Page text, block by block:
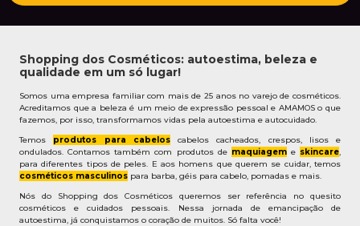
Shopping dos Cosméticos: autoestima, beleza e
qualidade em um só lugar!
Somos uma empresa familiar com mais de 25 anos no varejo de cosméticos.
Acreditamos que a beleza é um meio de expressão pessoal e AMAMOS o que
fazemos, por isso, transformamos vidas pela autoestima e autocuidado.
Temos produtos para cabeloscabelos cacheados, crespos, lisos e
ondulados. Contamos também com produtos de maquiageme skincare,
para diferentes tipos de peles. E aos homens que querem se cuidar, temos
cosméticos masculinos para barba, géis para cabelo, pomadas e mais.
Nós do Shopping dos Cosméticos queremos ser referência no quesito
cosméticos e cuidados pessoais. Nessa jornada de emancipação de
autoestima, já conquistamos o coração de muitos. Só falta você!